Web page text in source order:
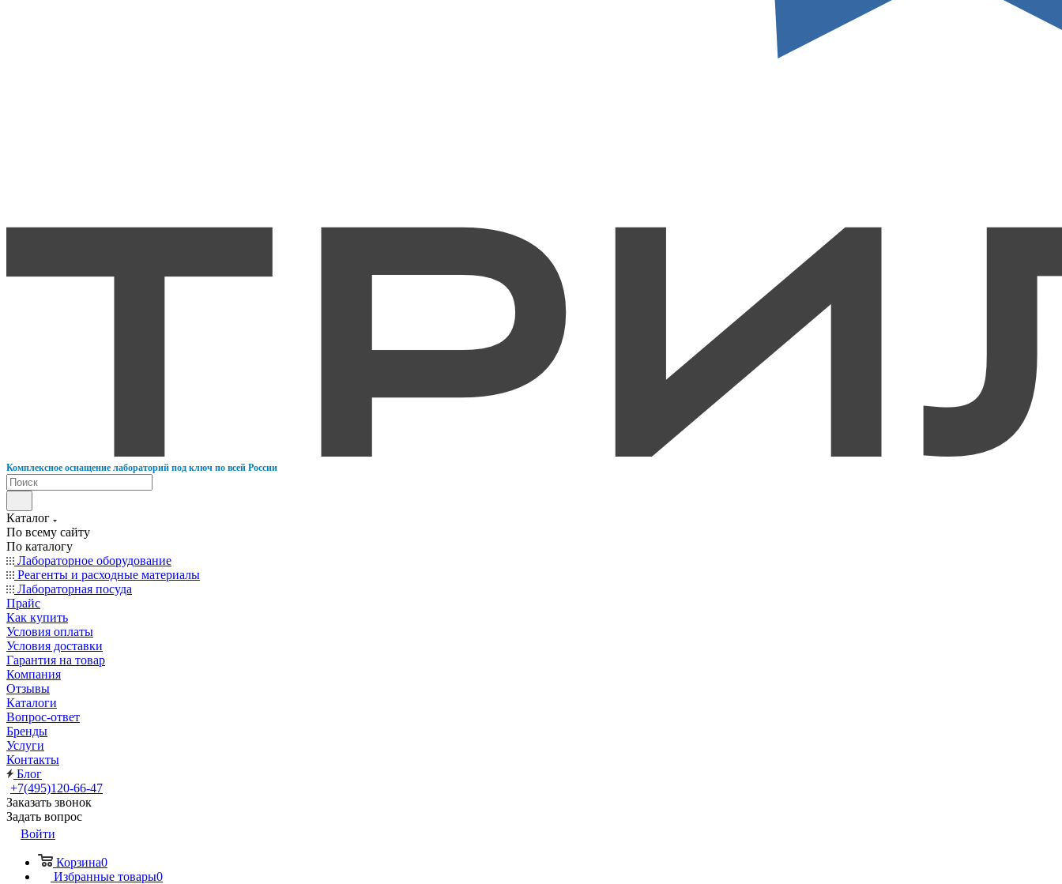
Комплексное оснащение лабораторий под ключ по всей России
Каталог
По всему сайту
По каталогу
Лабораторное оборудование
Реагенты и расходные материалы
Лабораторная посуда
Прайс
Как купить
Условия оплаты
Условия доставки
Гарантия на товар
Компания
Отзывы
Каталоги
Вопрос-ответ
Бренды
Услуги
Контакты
Блог
+7(495)120-66-47
Заказать звонок
Задать вопрос
Войти
Корзина0
Избранные товары0